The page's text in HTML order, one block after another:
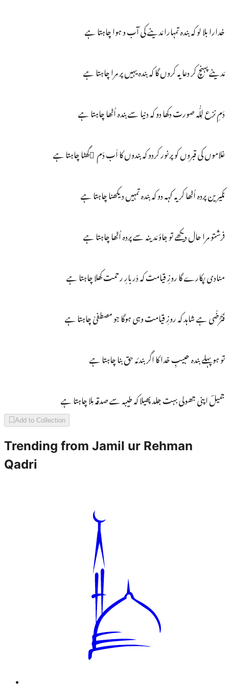
خدارا بلا لو کہ بندہ تمہارا مَدینے کی آب و ہوا چاہتا ہے
مَدینے پہنچ کر دعا یہ کروں گا کہ بندہ یہیں پر مرا چاہتا ہے
دَمِ نزع لِلّٰہ صورت دکھا دو کہ دنیا سے بندہ اُٹھا چاہتا ہے
غلاموں کی قبروں کو پرنور کردو کہ بندوں کا اَب دَم ُگھٹا چاہتا ہے
نکیرین پردہ اُٹھا کر یہ کہہ دو کہ بندہ تمہیں دیکھنا چاہتا ہے
فرشتو مرا حال دیکھے تو جاؤ مَدینہ سے پردہ اُٹھا چاہتا ہے
منادی پکارے گا روزِ قیامت کہ دَربارِ رحمت کھلا چاہتا ہے
فَتَرْضٰی ہے شاہد کہ روزِ قیامت وہی ہوگا جو مصطفیٰ چاہتا ہے
تو ہو پہلے بندہ حبیبِ خدا کا اگر بندئہ حق بنا چاہتا ہے
جمیلؔ اپنی جھولی بہت جلد پھیلا کہ طیبہ سے صدقہ مِلا چاہتا ہے
Add to Collection
Trending from Jamil ur Rehman
Qadri